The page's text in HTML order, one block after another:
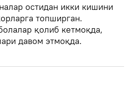
остидан икки кишини
топширган.
қолиб кетмоқда,
давом этмоқда.